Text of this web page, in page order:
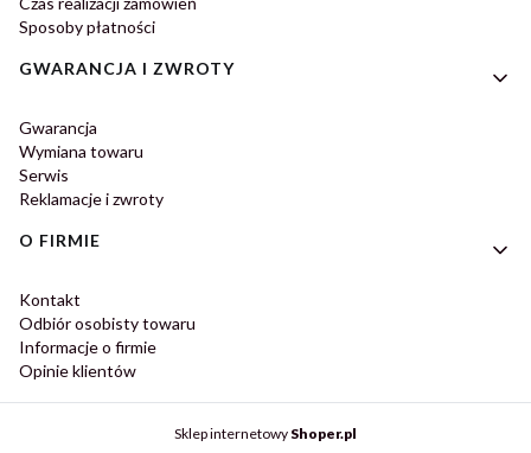
Sposoby płatności
GWARANCJA I ZWROTY
Gwarancja
Wymiana towaru
Serwis
Reklamacje i zwroty
O FIRMIE
Kontakt
Odbiór osobisty towaru
Informacje o firmie
Opinie klientów
Sklep internetowy Shoper.pl